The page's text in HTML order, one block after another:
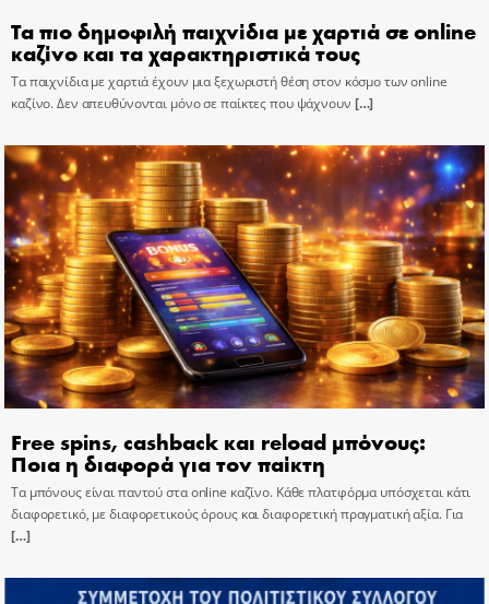
Τα πιο δημοφιλή παιχνίδια με χαρτιά σε online
καζίνο και τα χαρακτηριστικά τους
Τα παιχνίδια με χαρτιά έχουν μια ξεχωριστή θέση στον κόσμο των online
καζίνο. Δεν απευθύνονται μόνο σε παίκτες που ψάχνουν […]
Free spins, cashback και reload μπόνους:
Ποια η διαφορά για τον παίκτη
Τα μπόνους είναι παντού στα online καζίνο. Κάθε πλατφόρμα υπόσχεται κάτι
διαφορετικό, με διαφορετικούς όρους και διαφορετική πραγματική αξία. Για
[…]